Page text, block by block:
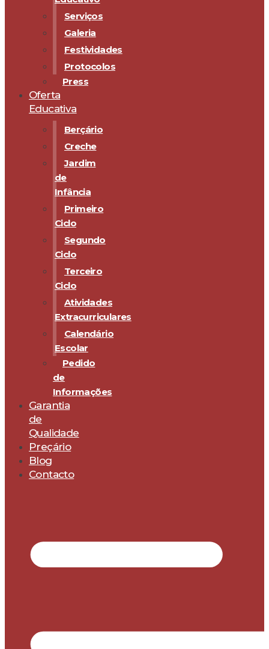
Serviços
Galeria
Festividades
Protocolos
Press
Oferta
Educativa
Berçário
Creche
Jardim
de
Infância
Primeiro
Ciclo
Segundo
Ciclo
Terceiro
Ciclo
Atividades
Extracurriculares
Calendário
Escolar
Pedido
de
Informações
Garantia
de
Qualidade
Preçário
Blog
Contacto